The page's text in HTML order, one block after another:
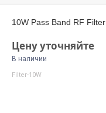
10W Pass Band RF Filter
Цену уточняйте
В наличии
Filter-10W